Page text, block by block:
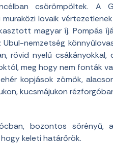
csörömpöltek. A
lovaik
magyar íj. Pompás
nemzetség
rövid nyelű csákányokkal,
meg hogy nem fonták
kopjások zömök,
kucsmájukon
bozontos sörényű,
keleti határőrök.